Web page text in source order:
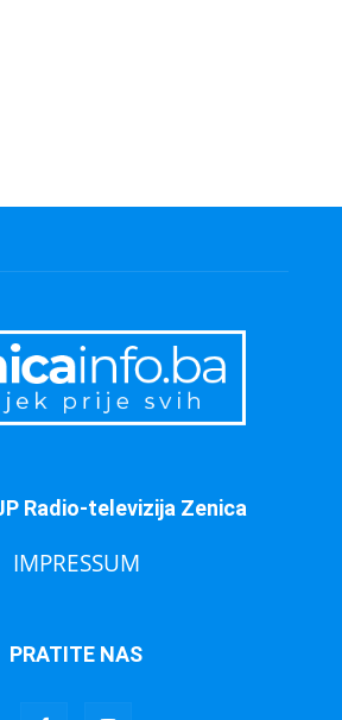
Radio-televizija Zenica
IMPRESSUM
PRATITE NAS